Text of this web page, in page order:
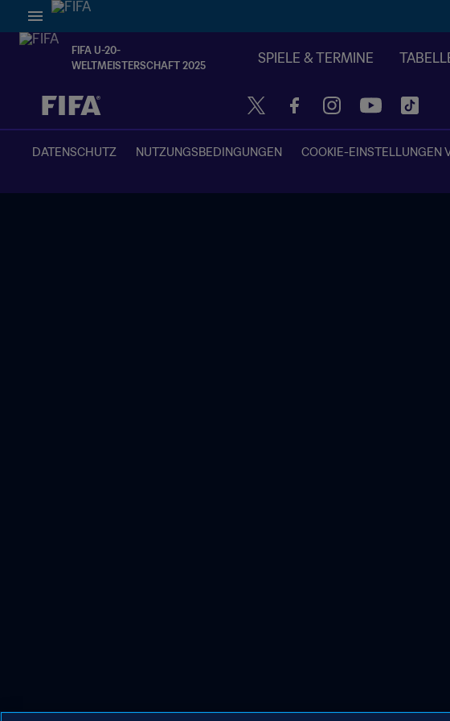
FIFA U-20-
WELTMEISTERSCHAFT 2025
SPIELE & TERMINE
OFFEN – OFFEN
DATENSCHUTZ NUTZUNGSBEDINGUNGEN COOKIE-EINSTELLUNGEN